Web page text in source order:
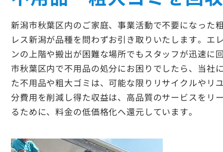
新潟市秋葉区内のご家庭、事業活動で不要になった
レス新潟が品種を問わずお引き取りいたします。エ
ンの上階や搬出が困難な場所でもスタッフが迅速に
市秋葉区内で不用品の処分にお困りでしたら、当社
た不用品や粗大ゴミは、可能な限りリサイクルやリ
分費用を削減し得た収益は、高品質のサービスをリ
るために、料金の低価格化へ還元しています。